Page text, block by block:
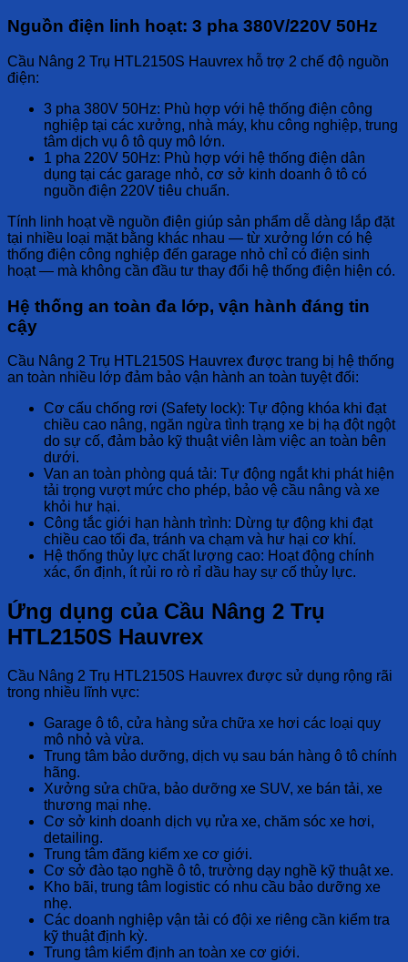
Nguồn điện linh hoạt: 3 pha 380V/220V 50Hz
Cầu Nâng 2 Trụ HTL2150S Hauvrex hỗ trợ 2 chế độ nguồn
điện:
3 pha 380V 50Hz: Phù hợp với hệ thống điện công
nghiệp tại các xưởng, nhà máy, khu công nghiệp, trung
tâm dịch vụ ô tô quy mô lớn.
1 pha 220V 50Hz: Phù hợp với hệ thống điện dân
dụng tại các garage nhỏ, cơ sở kinh doanh ô tô có
nguồn điện 220V tiêu chuẩn.
Tính linh hoạt về nguồn điện giúp sản phẩm dễ dàng lắp đặt
tại nhiều loại mặt bằng khác nhau — từ xưởng lớn có hệ
thống điện công nghiệp đến garage nhỏ chỉ có điện sinh
hoạt — mà không cần đầu tư thay đổi hệ thống điện hiện có.
Hệ thống an toàn đa lớp, vận hành đáng tin
cậy
Cầu Nâng 2 Trụ HTL2150S Hauvrex được trang bị hệ thống
an toàn nhiều lớp đảm bảo vận hành an toàn tuyệt đối:
Cơ cấu chống rơi (Safety lock): Tự động khóa khi đạt
chiều cao nâng, ngăn ngừa tình trạng xe bị hạ đột ngột
do sự cố, đảm bảo kỹ thuật viên làm việc an toàn bên
dưới.
Van an toàn phòng quá tải: Tự động ngắt khi phát hiện
tải trọng vượt mức cho phép, bảo vệ cầu nâng và xe
khỏi hư hại.
Công tắc giới hạn hành trình: Dừng tự động khi đạt
chiều cao tối đa, tránh va chạm và hư hại cơ khí.
Hệ thống thủy lực chất lượng cao: Hoạt động chính
xác, ổn định, ít rủi ro rò rỉ dầu hay sự cố thủy lực.
Ứng dụng của Cầu Nâng 2 Trụ
HTL2150S Hauvrex
Cầu Nâng 2 Trụ HTL2150S Hauvrex được sử dụng rộng rãi
trong nhiều lĩnh vực:
Garage ô tô, cửa hàng sửa chữa xe hơi các loại quy
mô nhỏ và vừa.
Trung tâm bảo dưỡng, dịch vụ sau bán hàng ô tô chính
hãng.
Xưởng sửa chữa, bảo dưỡng xe SUV, xe bán tải, xe
thương mại nhẹ.
Cơ sở kinh doanh dịch vụ rửa xe, chăm sóc xe hơi,
detailing.
Trung tâm đăng kiểm xe cơ giới.
Cơ sở đào tạo nghề ô tô, trường dạy nghề kỹ thuật xe.
Kho bãi, trung tâm logistic có nhu cầu bảo dưỡng xe
nhẹ.
Các doanh nghiệp vận tải có đội xe riêng cần kiểm tra
kỹ thuật định kỳ.
Trung tâm kiểm định an toàn xe cơ giới.